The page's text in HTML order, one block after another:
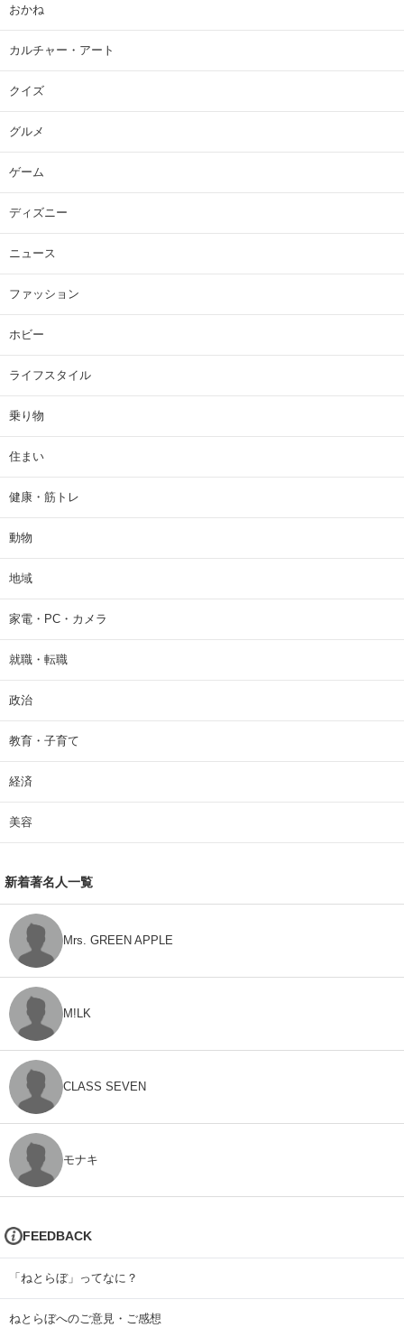
おかね
カルチャー・アート
クイズ
グルメ
ゲーム
ディズニー
ニュース
ファッション
ホビー
ライフスタイル
乗り物
住まい
健康・筋トレ
動物
地域
家電・PC・カメラ
就職・転職
政治
教育・子育て
経済
美容
新着著名人一覧
Mrs. GREEN APPLE
M!LK
CLASS SEVEN
モナキ
FEEDBACK
「ねとらぼ」ってなに？
ねとらぼへのご意見・ご感想